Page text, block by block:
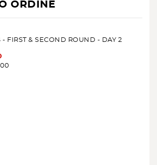
ORDINE
- FIRST & SECOND ROUND - DAY 2